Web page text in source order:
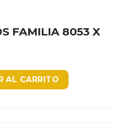
FAMILIA 8053 X
8053 X 1000 CC cantidad
AL CARRITO